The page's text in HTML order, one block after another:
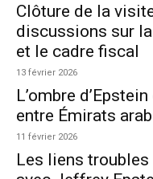
Clôture de la
discussions sur
et le cadre fiscal
13 février 2026
L’ombre
entre Émirats
11 février 2026
Les liens